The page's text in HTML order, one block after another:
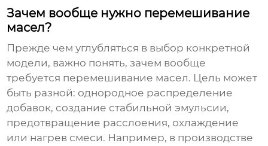
Зачем вообще нужно перемешивание
масел?
Прежде чем углубляться в выбор конкретной
модели, важно понять, зачем вообще
требуется перемешивание масел. Цель может
быть разной: однородное распределение
добавок, создание стабильной эмульсии,
предотвращение расслоения, охлаждение
или нагрев смеси. Например, в производстве